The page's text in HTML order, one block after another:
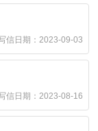
信日期：2023-09-03
信日期：2023-08-16